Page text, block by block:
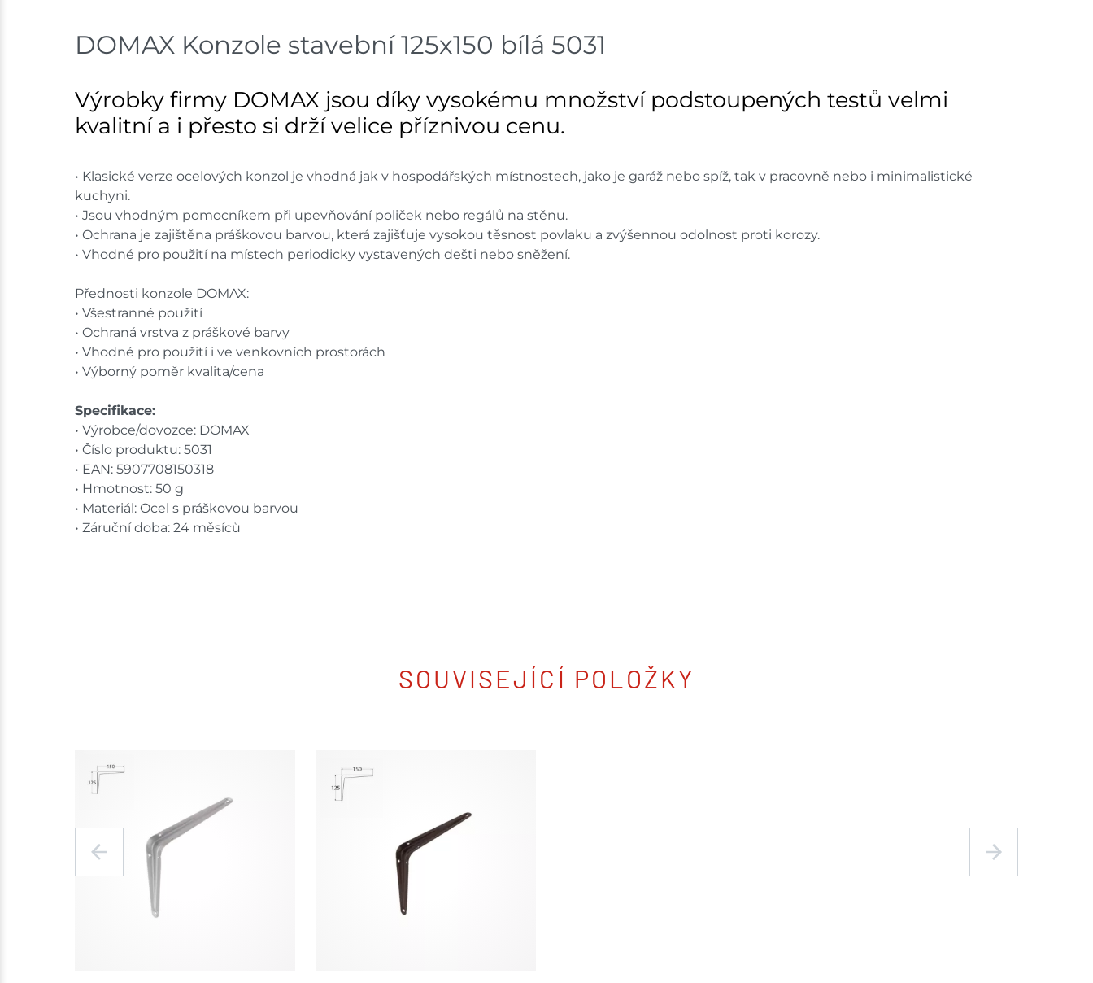
DOMAX Konzole stavební 125x150 bílá 5031
Výrobky firmy DOMAX jsou díky vysokému množství podstoupených testů velmi
kvalitní a i přesto si drží velice příznivou cenu.
• Klasické verze ocelových konzol je vhodná jak v hospodářských místnostech, jako je garáž nebo spíž, tak v pracovně nebo i minimalistické
kuchyni.
• Jsou vhodným pomocníkem při upevňování poliček nebo regálů na stěnu.
• Ochrana je zajištěna práškovou barvou, která zajišťuje vysokou těsnost povlaku a zvýšennou odolnost proti korozy.
• Vhodné pro použití na místech periodicky vystavených dešti nebo sněžení.
Přednosti konzole DOMAX:
• Všestranné použití
• Ochraná vrstva z práškové barvy
• Vhodné pro použití i ve venkovních prostorách
• Výborný poměr kvalita/cena
Specifikace:
• Výrobce/dovozce: DOMAX
• Číslo produktu: 5031
• EAN: 5907708150318
• Hmotnost: 50 g
• Materiál: Ocel s práškovou barvou
• Záruční doba: 24 měsíců
SOUVISEJÍCÍ POLOŽKY